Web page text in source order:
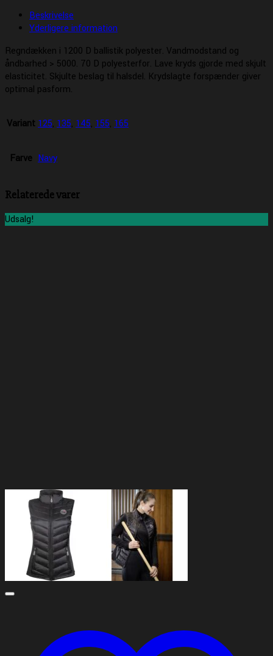
Beskrivelse
Yderligere information
Regndækken i 1200 D ballistik polyester. Vandmodstand og
åndbarhed > 5000. 70 D polyesterfor. Lave kryds gjorde med skjult
elasticitet. Skjulte beslag til halsdel. Krydslagte forspænder giver
optimal pasform.
Variant 125, 135, 145, 155, 165
Farve Navy
Relaterede varer
Udsalg!